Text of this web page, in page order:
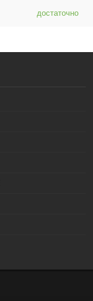
достаточно